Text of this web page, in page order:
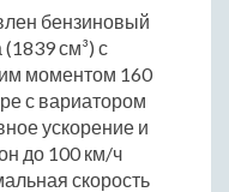
бензиновый
см³) с
моментом 160
с вариатором
ускорение и
до 100 км/ч
скорость